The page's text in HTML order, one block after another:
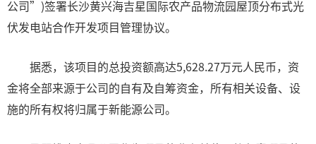
公司”)签署长沙黄兴海吉星国际农产品物流园屋顶分布式光
伏发电站合作开发项目管理协议。
据悉，该项目的总投资额高达5,628.27万元人民币，资
金将全部来源于公司的自有及自筹资金，所有相关设备、设
施的所有权将归属于新能源公司。